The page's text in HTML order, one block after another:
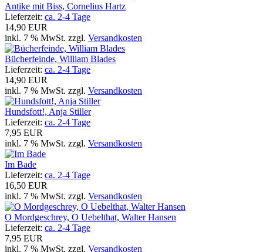
Antike mit Biss, Cornelius Hartz
Lieferzeit: ca. 2-4 Tage
14,90 EUR
inkl. 7 % MwSt. zzgl. Versandkosten
Bücherfeinde, William Blades
Lieferzeit: ca. 2-4 Tage
14,90 EUR
inkl. 7 % MwSt. zzgl. Versandkosten
Hundsfott!, Anja Stiller
Lieferzeit: ca. 2-4 Tage
7,95 EUR
inkl. 7 % MwSt. zzgl. Versandkosten
Im Bade
Lieferzeit: ca. 2-4 Tage
16,50 EUR
inkl. 7 % MwSt. zzgl. Versandkosten
O Mordgeschrey, O Uebelthat, Walter Hansen
Lieferzeit: ca. 2-4 Tage
7,95 EUR
inkl. 7 % MwSt. zzgl. Versandkosten